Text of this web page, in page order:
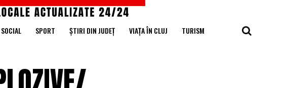
SOCIAL SPORT ȘTIRI DIN JUDEȚ VIAȚA ÎN CLUJ TURISM